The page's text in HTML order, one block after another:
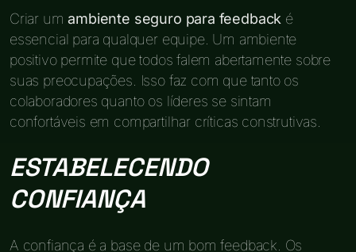
Criar umambiente seguro para feedback é
essencial para qualquer equipe. Um ambiente
positivo permite que todos falem abertamente sobre
suas preocupações. Isso faz com que tanto os
colaboradores quanto os líderes se sintam
confortáveis em compartilhar críticas construtivas.
ESTABELECENDO
CONFIANÇA
A confiança é a base de um bom feedback. Os